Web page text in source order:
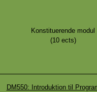
Konstituerende modul
(10ects)
DM550: Introduktion til